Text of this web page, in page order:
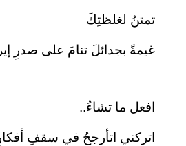
تمتنُ لغلظتِكَ
غيمةً بجدائلَ تنامَ على صدرِ
افعل ما تشاءُ..
اتركني اتأرجحُ في سقفِ